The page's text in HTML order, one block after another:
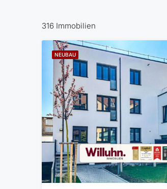
316 Immobilien
NEUBAU